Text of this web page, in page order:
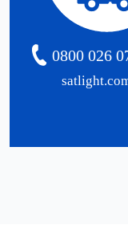
0800 026